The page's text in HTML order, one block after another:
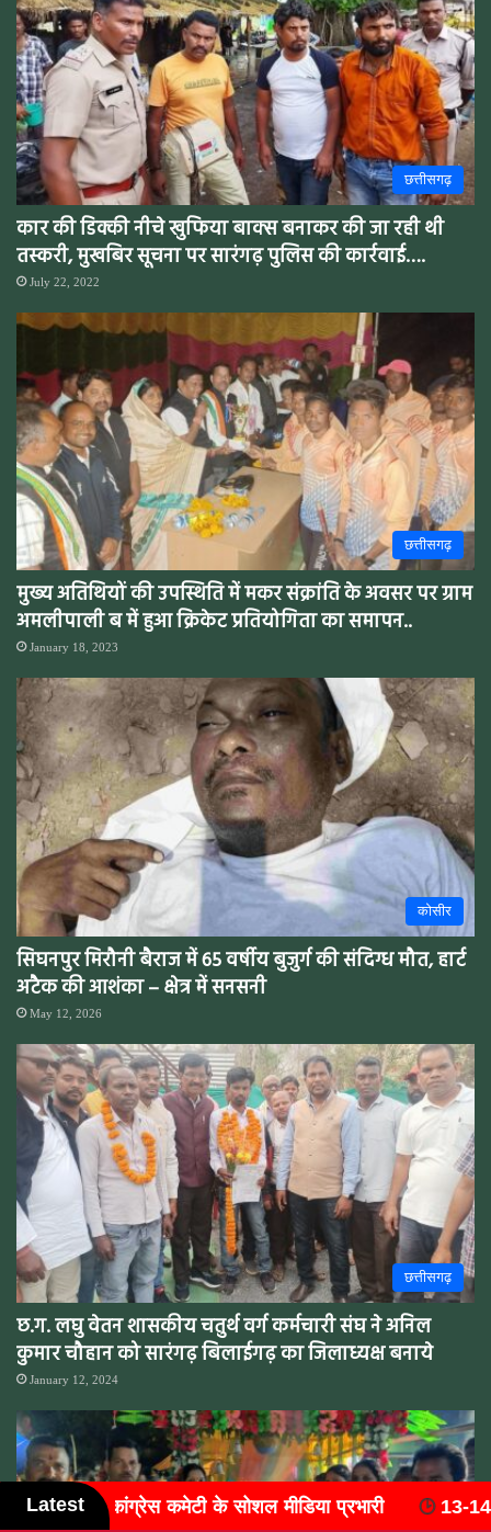
छत्तीसगढ़
कार की डिक्की नीचे खुफिया बाक्स बनाकर की जा रही थी
तस्करी, मुखबिर सूचना पर सारंगढ़ पुलिस की कार्रवाई….
July 22, 2022
छत्तीसगढ़
मुख्य अतिथियों की उपस्थिति में मकर संक्रांति के अवसर पर ग्राम
अमलीपाली ब में हुआ क्रिकेट प्रतियोगिता का समापन..
January 18, 2023
कोसीर
सिघनपुर मिरौनी बैराज में 65 वर्षीय बुजुर्ग की संदिग्ध मौत, हार्ट
अटैक की आशंका – क्षेत्र में सनसनी
May 12, 2026
छत्तीसगढ़
छ.ग. लघु वेतन शासकीय चतुर्थ वर्ग कर्मचारी संघ ने अनिल
कुमार चौहान को सारंगढ़ बिलाईगढ़ का जिलाध्यक्ष बनाये
January 12, 2024
Latest13-14 मार्च 2027 को आयोजित होगा 'राष्ट्रीय वैष्णव